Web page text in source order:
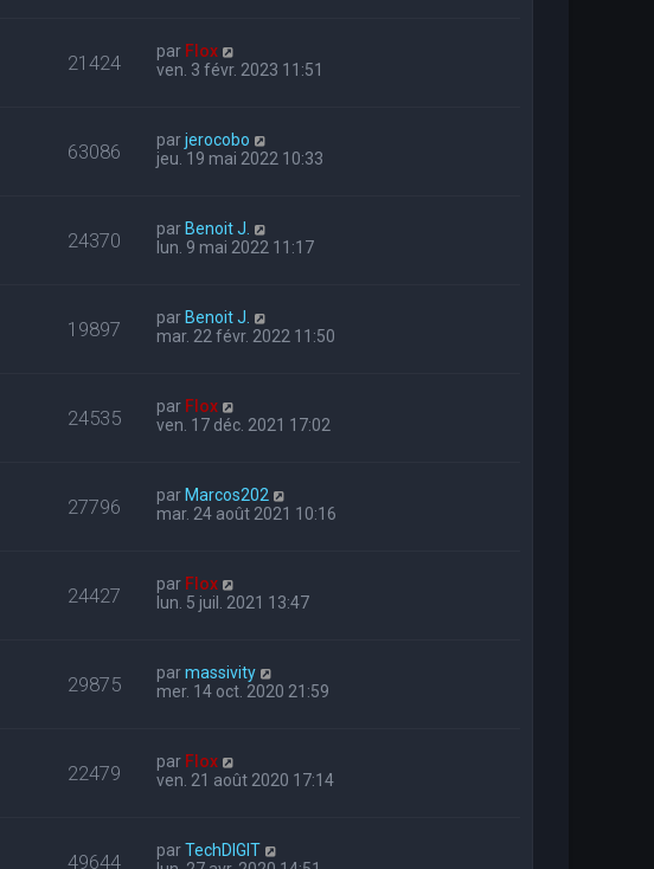
21424 par Flox
ven. 3 févr. 2023 11:51
63086 parjerocobo
jeu. 19 mai 2022 10:33
24370 par Benoit J.
lun. 9 mai 2022 11:17
19897 par Benoit J.
mar. 22 févr. 2022 11:50
24535 par Flox
ven. 17 déc. 2021 17:02
27796 par Marcos202
mar. 24 août 2021 10:16
24427 par Flox
lun. 5 juil. 2021 13:47
29875 parmassivity
mer. 14 oct. 2020 21:59
22479 par Flox
ven. 21 août 2020 17:14
49644 parTechDIGIT